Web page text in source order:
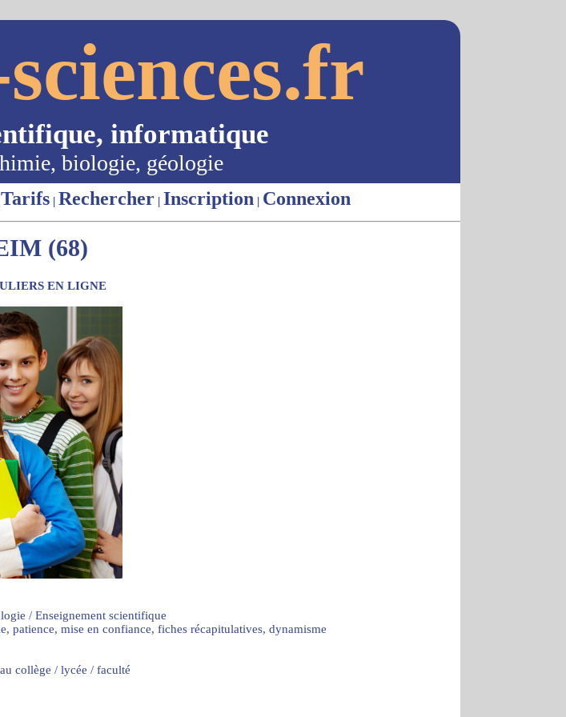
informatique
biologie, géologie
Tarifs | Rechercher | Inscription | Connexion
(68)
EN LIGNE
/ Enseignement scientifique
patience, mise en confiance, fiches récapitulatives, dynamisme
collège / lycée / faculté